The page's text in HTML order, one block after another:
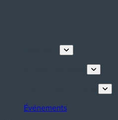
Événements